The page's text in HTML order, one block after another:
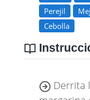
minutos
elaboración: